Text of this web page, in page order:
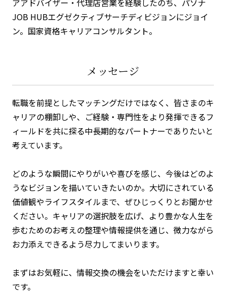
JOB HUBエグゼクティブサーチディビジョンにジョイ
ン。国家資格キャリアコンサルタント。
メッセージ
転職を前提としたマッチングだけではなく、皆さまのキ
ャリアの棚卸しや、ご経験・専門性をより発揮できるフ
ィールドを共に探る中長期的なパートナーでありたいと
考えています。
どのような瞬間にやりがいや喜びを感じ、今後はどのよ
うなビジョンを描いていきたいのか。大切にされている
価値観やライフスタイルまで、ぜひじっくりとお聞かせ
ください。キャリアの選択肢を広げ、より豊かな人生を
歩むためのお考えの整理や情報提供を通じ、微力ながら
お力添えできるよう尽力してまいります。
まずはお気軽に、情報交換の機会をいただけますと幸い
です。